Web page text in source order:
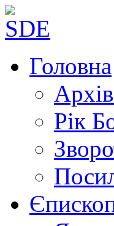
Головна
Рік